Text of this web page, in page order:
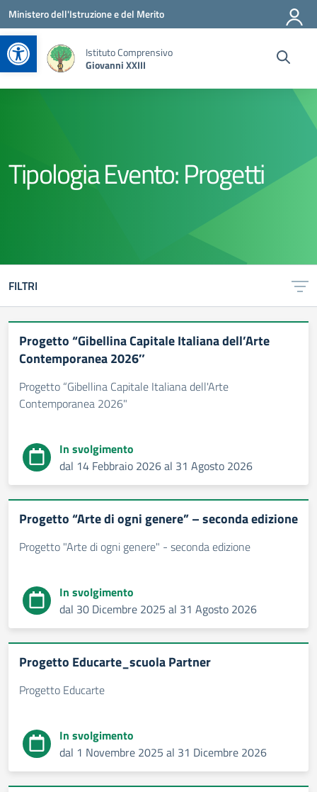
Apri la barra degli strumenti
Vai ai contenuti
Vai al menu di navigazione
Vai al footer
Ministero dell'Istruzione e del Merito
Istituto Comprensivo
Giovanni XXIII
Tipologia Evento:Progetti
FILTRI
Progetto “Gibellina Capitale Italiana dell’Arte
Contemporanea 2026″
Progetto “Gibellina Capitale Italiana dell'Arte
Contemporanea 2026"
In svolgimento
dal 14 Febbraio 2026 al 31 Agosto 2026
Progetto “Arte di ogni genere” – seconda edizione
Progetto "Arte di ogni genere" - seconda edizione
In svolgimento
dal 30 Dicembre 2025 al 31 Agosto 2026
Progetto Educarte_scuola Partner
Progetto Educarte
In svolgimento
dal 1 Novembre 2025 al 31 Dicembre 2026